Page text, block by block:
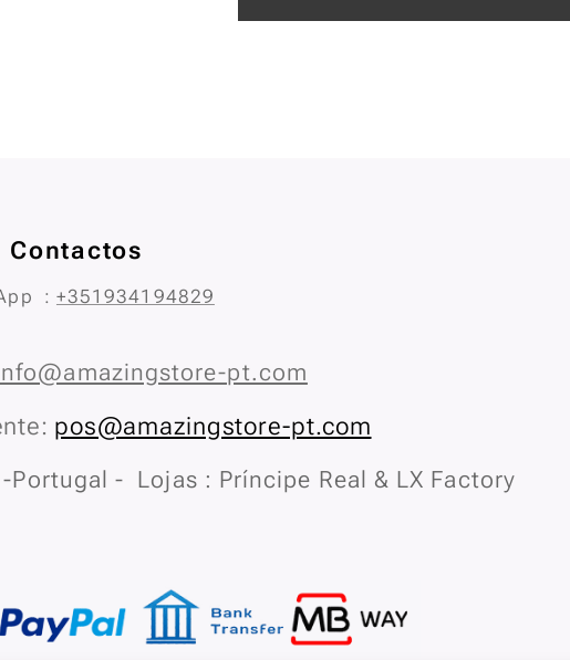
Contactos
: +351934194829
pt.com
pos@amazingstore-pt.com
- Lojas : Príncipe Real & LX Factory